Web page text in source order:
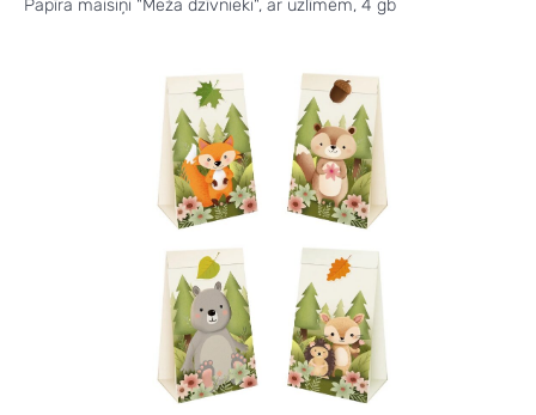
Papīra maisiņi "Meža dzīvnieki", ar uzlīmēm, 4 gb